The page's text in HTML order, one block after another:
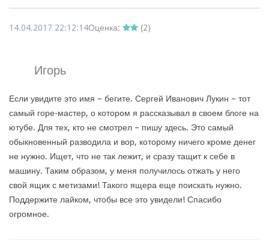
14.04.2017 22:12:14Оценка: (2)
Игорь
Если увидите это имя – бегите. Сергей Иванович Лукин – тот
самый горе-мастер, о котором я рассказывал в своем блоге на
ютубе. Для тех, кто не смотрел – пишу здесь. Это самый
обыкновенный разводила и вор, которому ничего кроме денег
не нужно. Ищет, что не так лежит, и сразу тащит к себе в
машину. Таким образом, у меня получилось отжать у него
свой ящик с метизами! Такого ящера еще поискать нужно.
Поддержите лайком, чтобы все это увидели! Спасибо
огромное.